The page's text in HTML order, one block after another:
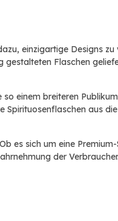
einzigartige Designs zu
Flaschen
einem breiteren
aus
es sich um eine
der Verbraucher.